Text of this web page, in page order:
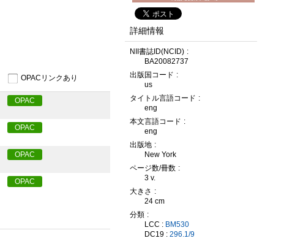
OPACリンクあり
OPAC
OPAC
OPAC
OPAC
詳細情報
NII書誌ID(NCID)
BA20082737
出版国コード
us
タイトル言語コード
eng
本文言語コード
eng
出版地
New York
ページ数/冊数
3 v.
大きさ
24 cm
分類
LCC : BM530
DC19 : 296.1/9